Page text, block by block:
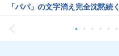
「パパ」の文字消え完全沈黙続く